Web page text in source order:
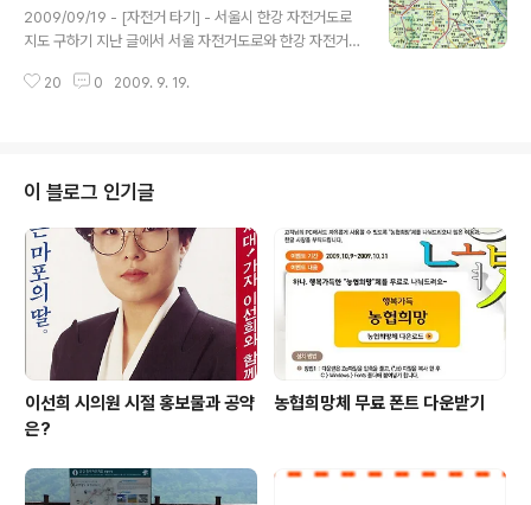
겨주었지만 오래되고 관리를 잘 안해주어서 여러곳이 삐걱
거려서 자전거를 교체할까 생각중이었는데 공짜로 스캇이
된 것입니다. 2년전에 고가(약 160만원 가량)에 산 자전거
2009/09/19 - [자전거 타기] - 서울시 한강 자전거도로
지도 구하기 지난 글에서 서울 자전거도로와 한강 자전거
늘은 서울에 이어 대전광역시의 자전거도로 지도를 소개하
국적인 자전거 열풍에 대전시는 적극적으로 참여하고 있습
니다. 광역자치단체로서는 처음으로(제가 알기로는) 단체
자전거보험을 들어서 시민들이 자전거를 타다가 다치면 보
상을 해주고 있습니다. [타슈]라는 정감있는 충청도 사투리
로 명명된 공공자전거 시스템도 있습니다. 또한 인도에 설
치된 말뿐인 자전거도로가 아닌 차선을 양쪽을 자..
20 0 2009. 9. 19.
이 블로그 인기글
이선희 시의원 시절 홍보물과 공약
은?
농협희망체 무료 폰트 다운받기